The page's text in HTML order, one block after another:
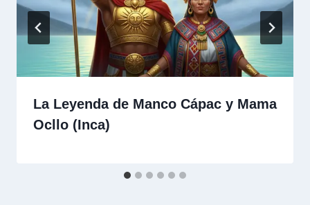
La Leyenda de Manco Cápac y Mama
Ocllo (Inca)